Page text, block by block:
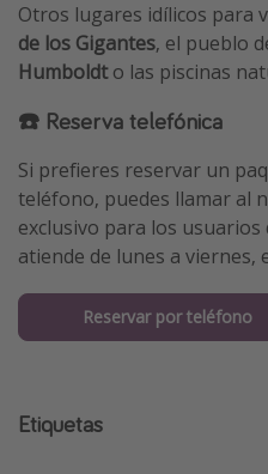
Otros lugares idílicos para
de los Gigantes, el pueblo
Humboldto las piscinas
☎️ Reserva telefónica
Si prefieres reservar un
teléfono, puedes llamar al
exclusivo para los usuarios
atiende de lunes a viernes,
Reservar por teléfono
Etiquetas